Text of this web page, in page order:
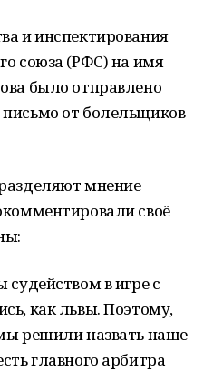
и инспектирования
союза (РФС) на имя
было отправлено
от болельщиков
мнение
своё
в игре с
как львы. Поэтому,
решили назвать наше
главного арбитра